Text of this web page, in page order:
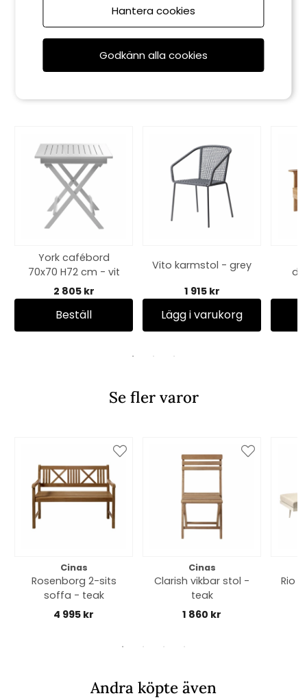
York vikbar karmstol - teak
2 555 kr
York cafébord
70x70 H72 cm - vit
2 805 kr
Beställ
Vito karmstol - grey
1 915 kr
Lägg i varukorg
Se fler varor
Cinas
Rosenborg 2-sits
soffa - teak
4 995 kr
Cinas
Clarish vikbar stol -
teak
1 860 kr
Rio
Andra köpte även
Hantera cookies
Godkänn alla cookies